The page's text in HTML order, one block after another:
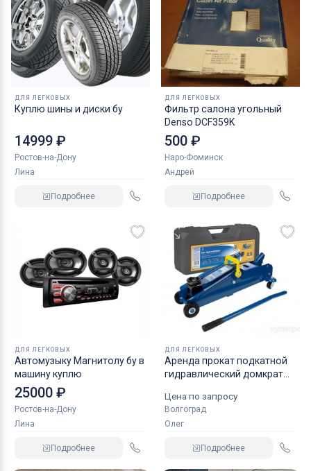
ДЛЯ ЛЕГКОВЫХ
Куплю шины и диски бу
14999 ₽
Ростов-на-Дону
Лина
Подробнее
ДЛЯ ЛЕГКОВЫХ
Фильтр салона угольный
Denso DCF359K
500 ₽
Наро-Фоминск
Андрей
Подробнее
ДЛЯ ЛЕГКОВЫХ
Автомузыку Магнитолу бу в
машину куплю
25000 ₽
Ростов-на-Дону
Лина
Подробнее
ДЛЯ ЛЕГКОВЫХ
Аренда прокат подкатной
гидравлический домкрат
Цена по запросу
Волгоград
Олег
Подробнее